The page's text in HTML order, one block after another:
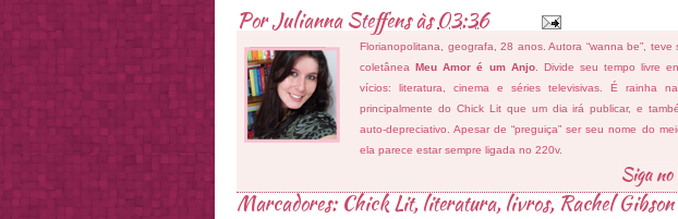
PorJulianna Steffensàs03:36
Florianopolitana, geografa, 28 anos. Autora “wanna be”, teve
coletâneaMeu Amor é um Anjo. Divide seu tempo livre
vícios: literatura, cinema e séries televisivas. É rainha
principalmente do Chick Lit que um dia irá publicar, e
auto-depreciativo. Apesar de “preguiça” ser seu nome do
ela parece estar sempre ligada no 220v.
Marcadores: Chick Lit,literatura,livros, Rachel Gibson